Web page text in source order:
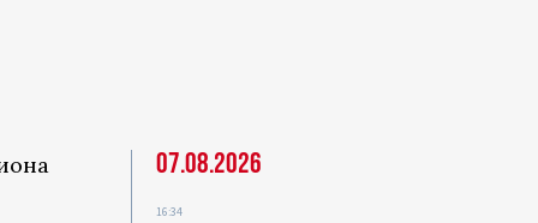
07.08.2026
16:34